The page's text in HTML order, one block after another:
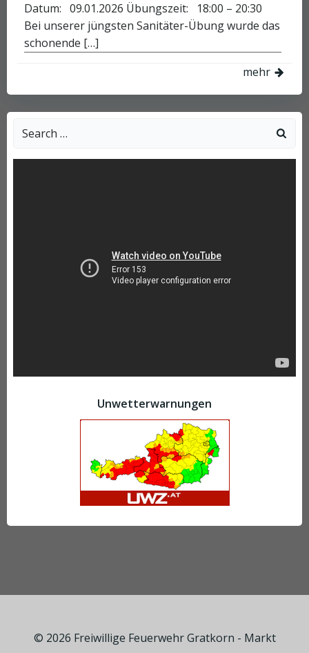
Datum: 09.01.2026 Übungszeit: 18:00 – 20:30
Bei unserer jüngsten Sanitäter-Übung wurde das
schonende […]
mehr
Search
Unwetterwarnungen
© 2026 Freiwillige Feuerwehr Gratkorn - Markt